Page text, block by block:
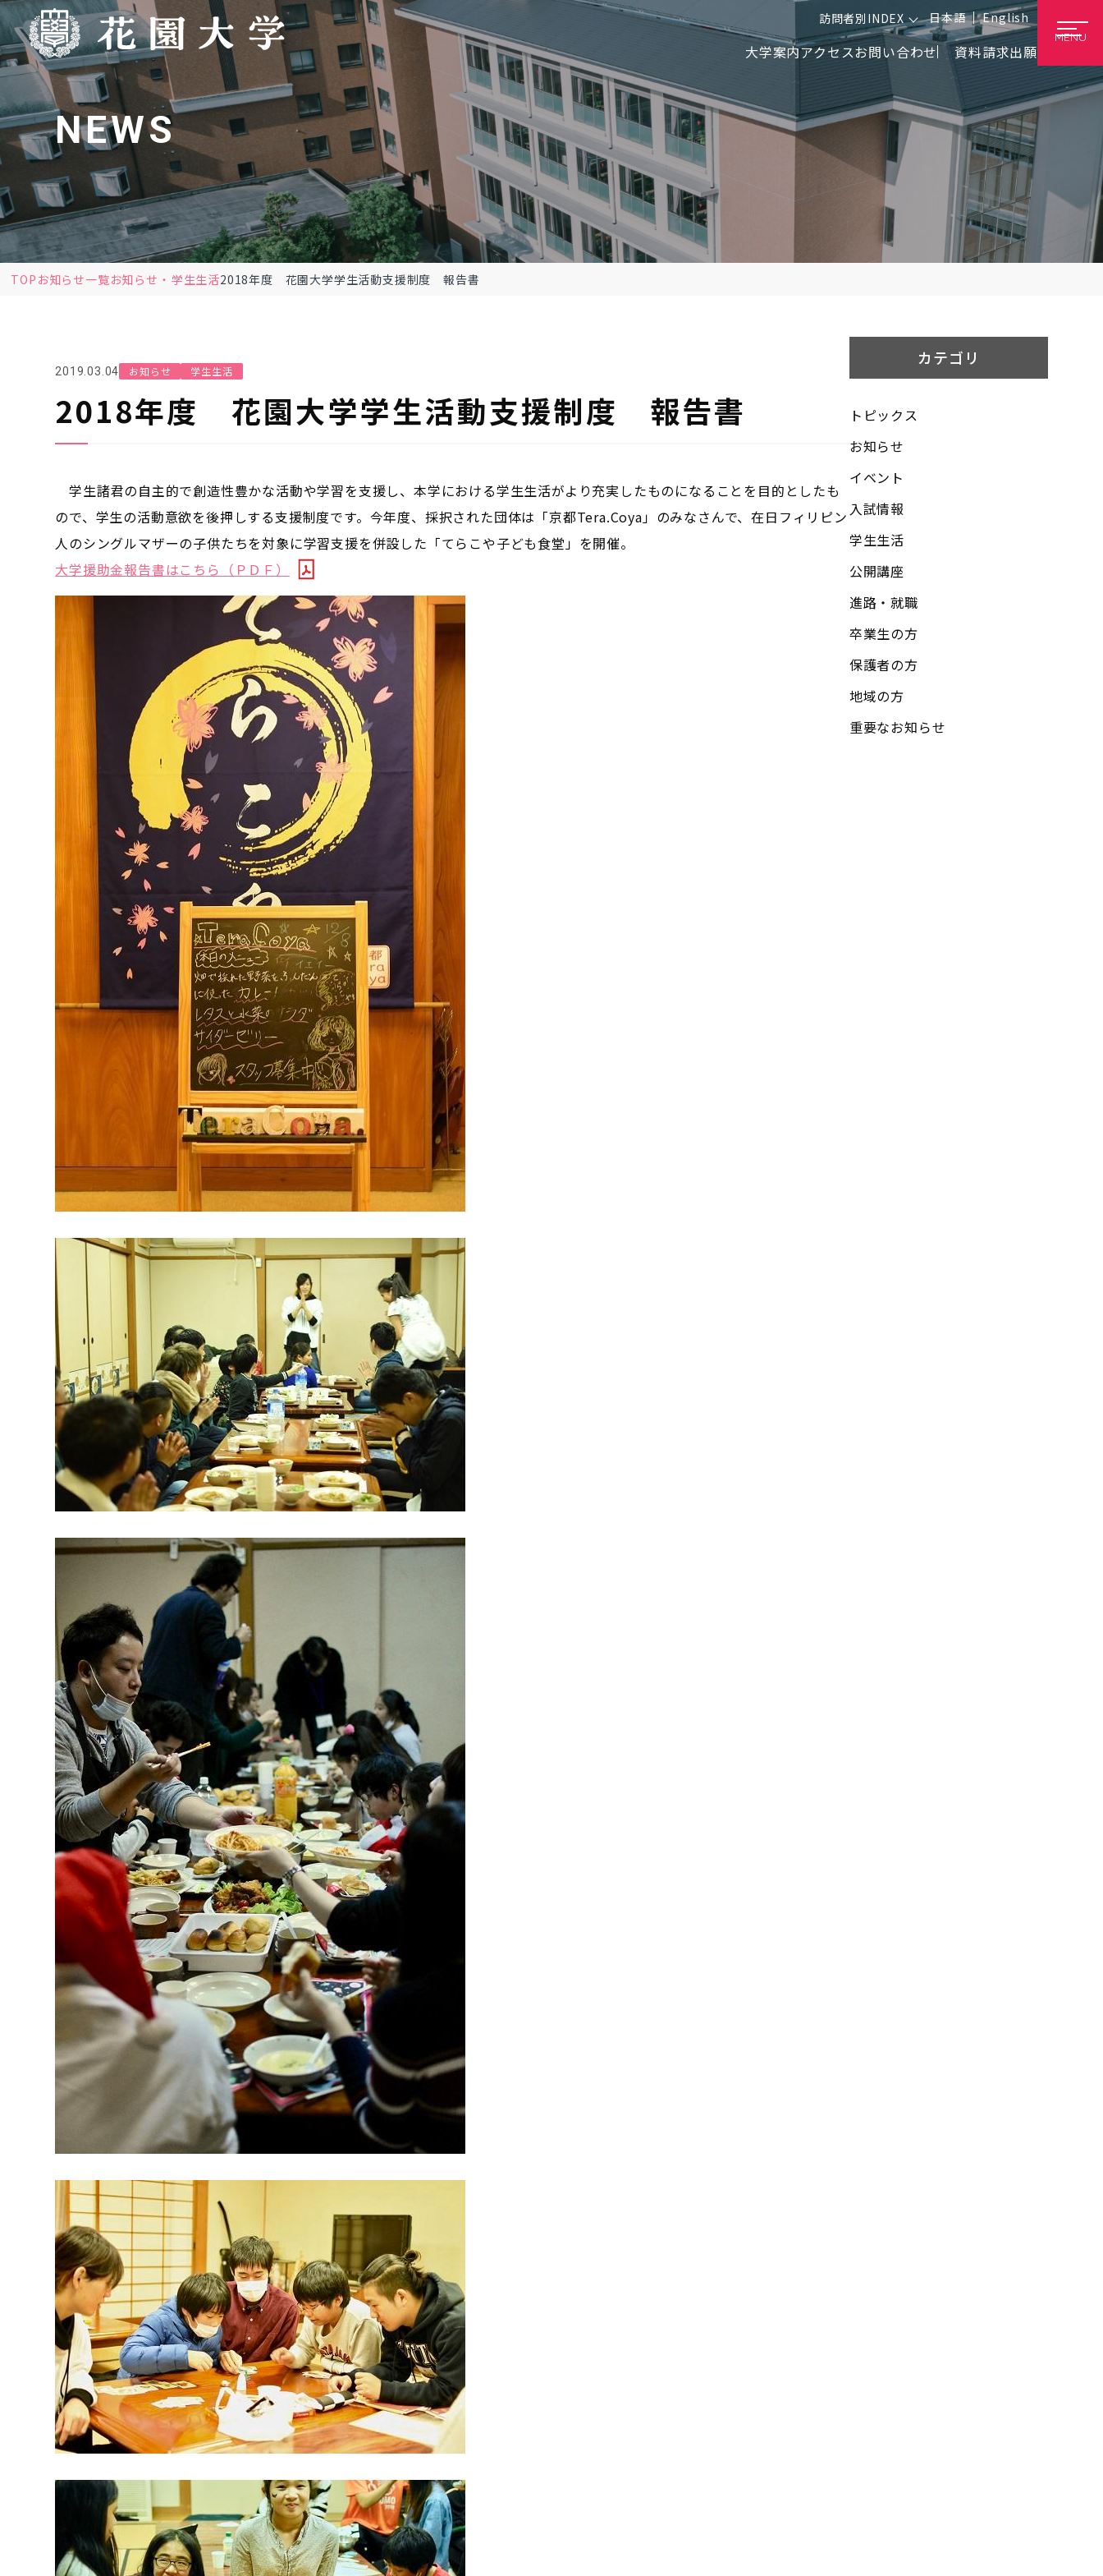
訪問者別INDEX 日本語 English
大学案内アクセスお問い合わせ 資料請求出願
MENU
NEWS
TOP お知らせ一覧お知らせ 学生生活2018年度 花園大学学生活動支援制度 報告書
2019.03.04 お知らせ 学生生活
2018年度 花園大学学生活動支援制度 報告書
学生諸君の自主的で創造性豊かな活動や学習を支援し、本学における学生生活がより充実したものになることを目的としたも
ので、学生の活動意欲を後押しする支援制度です。今年度、採択された団体は「京都Tera.Coya」のみなさんで、在日フィリピン
人のシングルマザーの子供たちを対象に学習支援を併設した「てらこや子ども食堂」を開催。
大学援助金報告書はこちら（ＰＤＦ）
カテゴリ
トピックス
お知らせ
イベント
入試情報
学生生活
公開講座
進路・就職
卒業生の方
保護者の方
地域の方
重要なお知らせ